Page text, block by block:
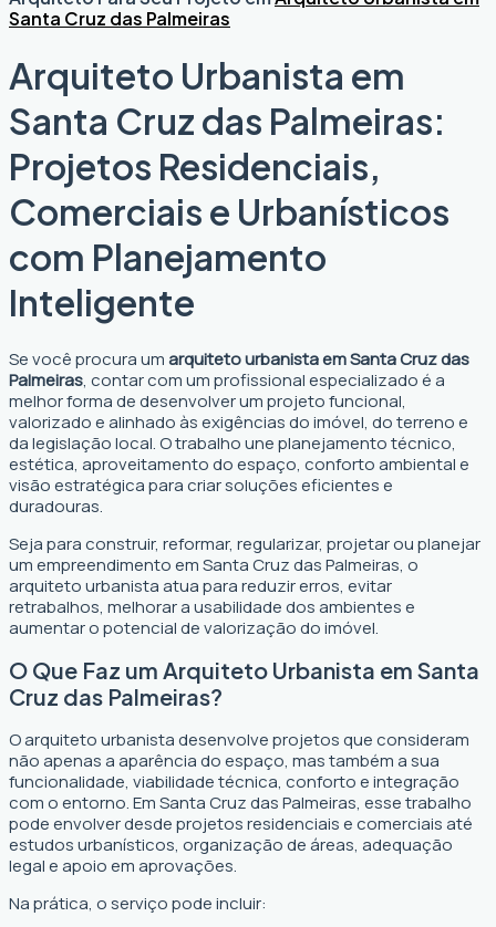
Santa Cruz das Palmeiras
Arquiteto Urbanista em
Santa Cruz das Palmeiras:
Projetos Residenciais,
Comerciais e Urbanísticos
com Planejamento
Inteligente
Se você procura umarquiteto urbanista em Santa Cruz das
Palmeiras, contar com um profissional especializado é a
melhor forma de desenvolver um projeto funcional,
valorizado e alinhado às exigências do imóvel, do terreno e
da legislação local. O trabalho une planejamento técnico,
estética, aproveitamento do espaço, conforto ambiental e
visão estratégica para criar soluções eficientes e
duradouras.
Seja para construir, reformar, regularizar, projetar ou planejar
um empreendimento em Santa Cruz das Palmeiras, o
arquiteto urbanista atua para reduzir erros, evitar
retrabalhos, melhorar a usabilidade dos ambientes e
aumentar o potencial de valorização do imóvel.
O Que Faz um Arquiteto Urbanista em Santa
Cruz das Palmeiras?
O arquiteto urbanista desenvolve projetos que consideram
não apenas a aparência do espaço, mas também a sua
funcionalidade, viabilidade técnica, conforto e integração
com o entorno. Em Santa Cruz das Palmeiras, esse trabalho
pode envolver desde projetos residenciais e comerciais até
estudos urbanísticos, organização de áreas, adequação
legal e apoio em aprovações.
Na prática, o serviço pode incluir: